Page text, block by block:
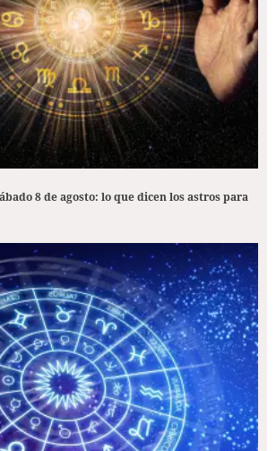
8 de agosto: lo que dicen los astros para